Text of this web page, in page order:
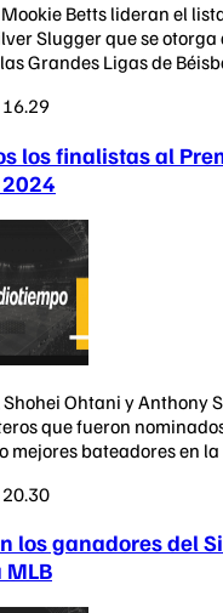
Mookie Betts lideran el
Slugger que se otorga
Grandes Ligas de
los finalistas al
Shohei Ohtani y Anthony
que fueron
mejores bateadores en la
los ganadores del
MLB